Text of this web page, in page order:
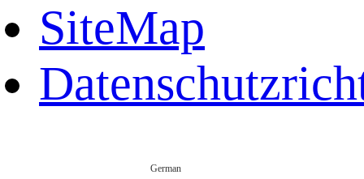
SiteMap
German